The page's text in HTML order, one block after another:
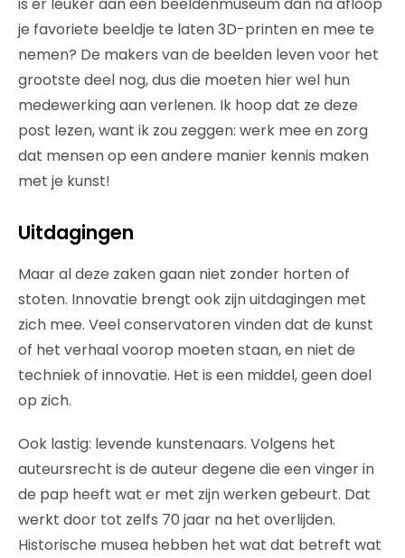
je favoriete beeldje te laten 3D-printen en mee te
nemen? De makers van de beelden leven voor het
grootste deel nog, dus die moeten hier wel hun
medewerking aan verlenen. Ik hoop dat ze deze
post lezen, want ik zou zeggen: werk mee en zorg
dat mensen op een andere manier kennis maken
met je kunst!
Uitdagingen
Maar al deze zaken gaan niet zonder horten of
stoten. Innovatie brengt ook zijn uitdagingen met
zich mee. Veel conservatoren vinden dat de kunst
of het verhaal voorop moeten staan, en niet de
techniek of innovatie. Het is een middel, geen doel
op zich.
Ook lastig: levende kunstenaars. Volgens het
auteursrecht is de auteur degene die een vinger in
de pap heeft wat er met zijn werken gebeurt. Dat
werkt door tot zelfs 70 jaar na het overlijden.
Historische musea hebben het wat dat betreft wat